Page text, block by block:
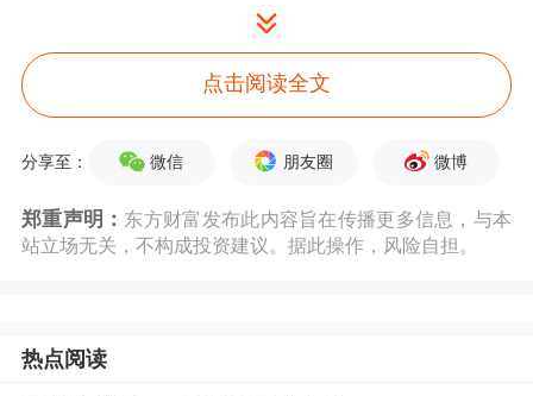
区、龙华区、坪山区、光明区范围内购
买商品住房限购2套。
（三）在盐田区、大鹏新区购买商品住
点击阅读全文
分享至： 微信 朋友圈 微博
郑重声明： 东方财富发布此内容旨在传播更多信息，与本
站立场无关，不构成投资建议。据此操作，风险自担。
热点阅读